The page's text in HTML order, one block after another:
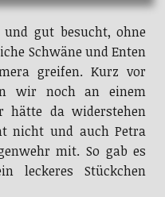
gut besucht, ohne
Schwäne und Enten
greifen. Kurz vor
wir noch an einem
hätte da widerstehen
nicht und auch Petra
mit. So gab es
leckeres Stückchen